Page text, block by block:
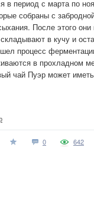
в период с марта по
собраны с
После этого
в кучу и
процесс
в прохладном
чай Пуэр может
0 642